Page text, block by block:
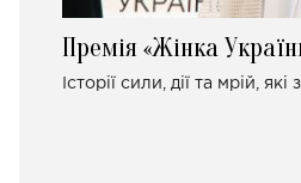
Премія «Жінка
Історії сили, дії та мрій,